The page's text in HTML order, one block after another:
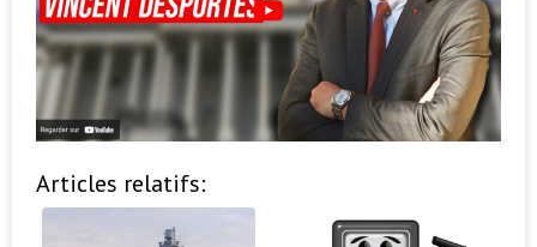
Articles relatifs: